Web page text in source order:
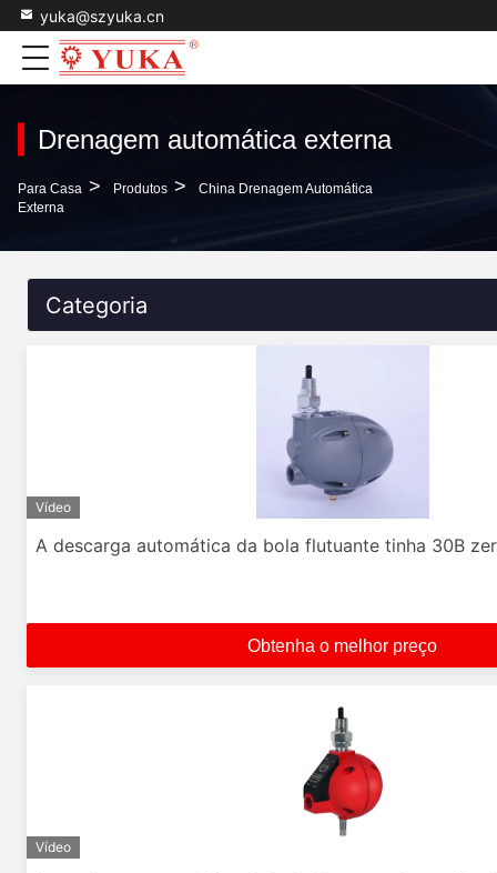
yuka@szyuka.cn
Drenagem automática externa
Para Casa > Produtos >
China Drenagem Automática
Externa
Categoria
Vídeo
A descarga automática da bola flutuante tinha 30B
Obtenha o melhor preço
Vídeo